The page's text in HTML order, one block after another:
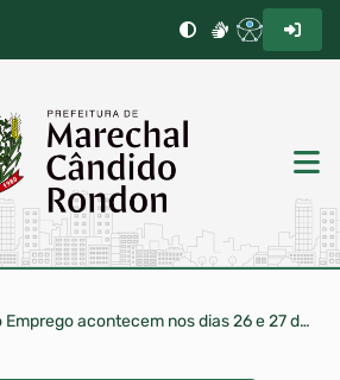
2ª Expo MEI e Feira do Emprego acontecem nos dias 26 e 27 de novembro